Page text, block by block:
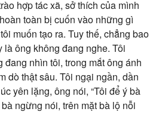
hợp tác xã, sở thích của mình
toàn bị cuốn vào những gì
muốn tạo ra. Tuy thế, chẳng bao
là ông không đang nghe. Tôi
đang nhìn tôi, trong mắt ông ánh
dò thật sâu. Tôi ngại ngần, dần
yên lặng, ông nói, “Tôi để ý bà
ngừng nói, trên mặt bà lộ nỗi